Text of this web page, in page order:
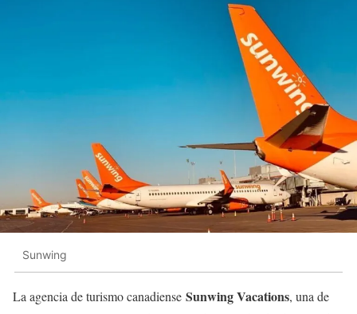
Sunwing
La agencia de turismo canadiense Sunwing Vacations, una de